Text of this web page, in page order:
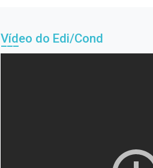
Vídeo do Edi/Cond